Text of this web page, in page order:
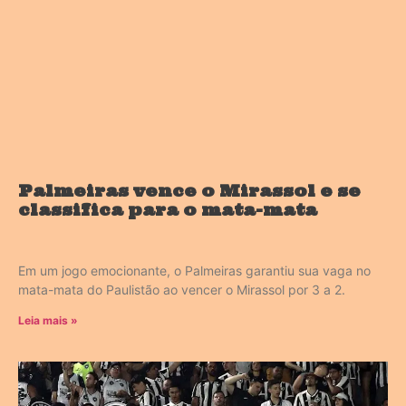
Palmeiras vence o Mirassol e se
classifica para o mata-mata
Em um jogo emocionante, o Palmeiras garantiu sua vaga no
mata-mata do Paulistão ao vencer o Mirassol por 3 a 2.
Leia mais »